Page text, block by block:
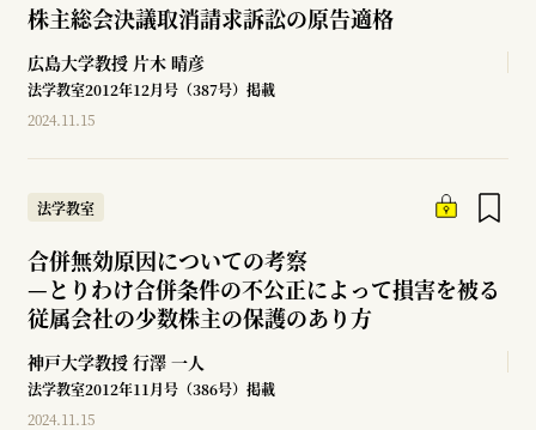
株主総会決議取消請求訴訟の原告適格
広島大学教授 片木 晴彦
法学教室2012年12月号（387号）掲載
2024.11.15
法学教室
合併無効原因についての考察
—とりわけ合併条件の不公正によって損害を被る
従属会社の少数株主の保護のあり方
神戸大学教授 行澤 一人
法学教室2012年11月号（386号）掲載
2024.11.15